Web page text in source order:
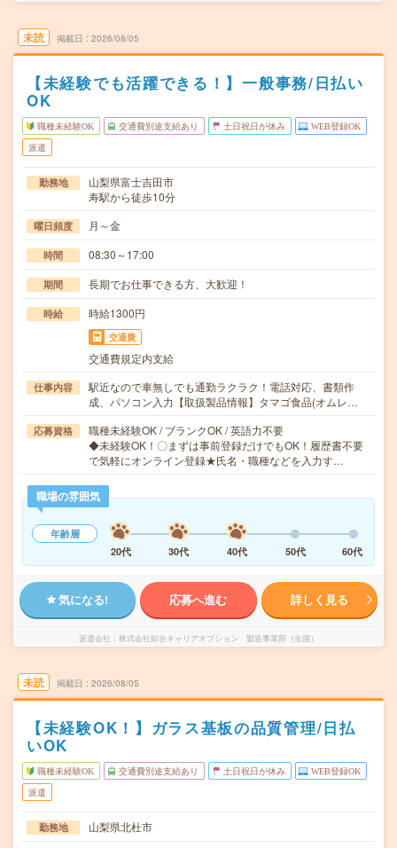
未読 掲載日 2026/08/05
【未経験でも活躍できる！】一般事務/日払い
OK
職種未経験OK 交通費別途支給あり 土日祝日が休み WEB登録OK
派遣
勤務地
山梨県富士吉田市
寿駅から徒歩10分
曜日頻度 月～金
時間 08:30～17:00
期間 長期でお仕事できる方、大歓迎！
時給 時給1300円
交通費
交通費規定内支給
仕事内容
駅近なので車無しでも通勤ラクラク！電話対応、書類作
成、パソコン入力【取扱製品情報】タマゴ食品(オムレ…
応募資格
職種未経験OK / ブランクOK / 英語力不要
◆未経験OK！〇まずは事前登録だけでもOK！履歴書不要
で気軽にオンライン登録★氏名・職種などを入力す…
職場の雰囲気
年齢層
20代
30代 40代 50代 60代
気になる! 応募へ進む 詳しく見る
派遣会社 株式会社綜合キャリアオプション 製造事業部（全国）
未読 掲載日 2026/08/05
【未経験OK！】ガラス基板の品質管理/日払
いOK
職種未経験OK 交通費別途支給あり 土日祝日が休み WEB登録OK
派遣
勤務地 山梨県北杜市